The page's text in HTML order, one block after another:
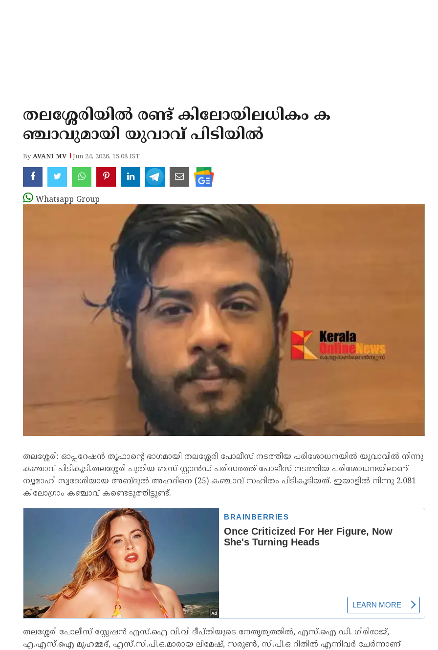
തലശ്ശേരിയിൽ രണ്ട് കിലോയിലധികം ക
ഞ്ചാവുമായി യുവാവ് പിടിയിൽ
ByAVANI MV Jun 24, 2026, 15:08 IST
Whatsapp Group
തലശ്ശേരി: ഓപ്പറേഷൻ തൂഫാന്റെ ഭാഗമായി തലശ്ശേരി പോലീസ് നടത്തിയ പരിശോധനയിൽ യുവാവിൽ നിന്നു
കഞ്ചാവ് പിടികൂടി.തലശ്ശേരി പുതിയ ബസ് സ്റ്റാൻഡ് പരിസരത്ത് പോലീസ് നടത്തിയ പരിശോധനയിലാണ്
ന്യൂമാഹി സ്വദേശിയായ അബ്ദുൽ അഹദിനെ (25) കഞ്ചാവ് സഹിതം പിടികൂടിയത്. ഇയാളിൽ നിന്നു 2.081
കിലോഗ്രാം കഞ്ചാവ് കണ്ടെടുത്തിട്ടുണ്ട്.
തലശ്ശേരി പോലീസ് സ്റ്റേഷൻ എസ്.ഐ വി.വി ദീപ്തിയുടെ നേതൃത്വത്തിൽ, എസ്.ഐ ഡി. ഗിരിരാജ്,
എ.എസ്.ഐ മുഹമ്മദ്, എസ്.സി.പി.ഒ.മാരായ ലിമേഷ്, സരുൺ, സി.പി.ഒ റിതിൽ എന്നിവർ ചേർന്നാണ്